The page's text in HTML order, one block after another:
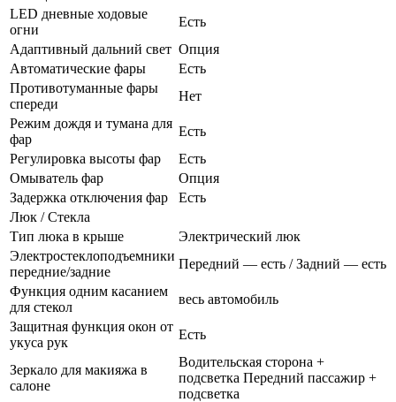
LED дневные ходовые
огни
Есть
Адаптивный дальний свет Опция
Автоматические фары
Есть
Противотуманные фары
спереди
Нет
Режим дождя и тумана для
фар
Есть
Регулировка высоты фар
Есть
Омыватель фар
Опция
Задержка отключения фар
Есть
Люк / Стекла
Тип люка в крыше
Электрический люк
Электростеклоподъемники
передние/задние
Передний — есть / Задний — есть
Функция одним касанием
для стекол
весь автомобиль
Защитная функция окон от
укуса рук
Есть
Зеркало для макияжа в
салоне
Водительская сторона +
подсветка Передний пассажир +
подсветка